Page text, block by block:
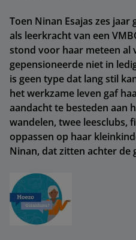
Toen Ninan Esajas zes
als leerkracht van een
stond voor haar meteen al
gepensioneerde niet in
is geen type dat lang stil
het werkzame leven gaf
aandacht te besteden aan
wandelen, twee leesclubs,
oppassen op haar
Ninan, dat zitten achter de